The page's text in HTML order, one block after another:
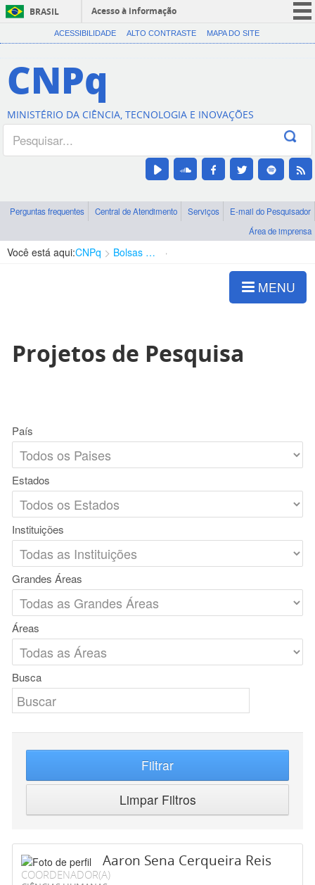
BRASIL
Acesso à informação
CORONAVÍRUS (COVID-19)
Canais
ACESSIBILIDADE ALTO CONTRASTE MAPA DO SITE
CNPq
MINISTÉRIO DA CIÊNCIA, TECNOLOGIA E INOVAÇÕES
Perguntas frequentes Central de Atendimento Serviços
E-mail do Pesquisador
Área de imprensa
Você está aqui:CNPq Bolsas e Auxílios Vigentes
MENU
Projetos de Pesquisa
País
Estados
Instituições
Grandes Áreas
Áreas
Busca
Filtrar
Limpar Filtros
Aaron Sena Cerqueira Reis
COORDENADOR(A)